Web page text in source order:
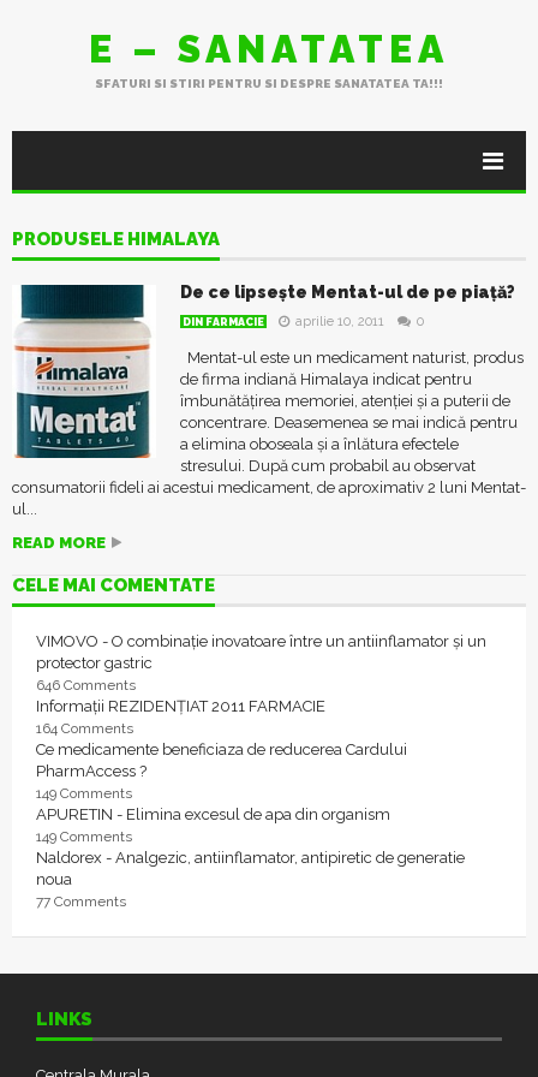
E – SANATATEA
SFATURI SI STIRI PENTRU SI DESPRE SANATATEA TA!!!
PRODUSELE HIMALAYA
De ce lipsește Mentat-ul de pe piață?
DIN FARMACIE aprilie 10, 2011 0
Mentat-ul este un medicament naturist, produs
de firma indiană Himalaya indicat pentru
îmbunătățirea memoriei, atenției și a puterii de
concentrare. Deasemenea se mai indică pentru
a elimina oboseala și a înlătura efectele
stresului. După cum probabil au observat
consumatorii fideli ai acestui medicament, de aproximativ 2 luni Mentat-
ul...
READ MORE
CELE MAI COMENTATE
VIMOVO - O combinație inovatoare între un antiinflamator și un
protector gastric
646 Comments
Informații REZIDENȚIAT 2011 FARMACIE
164 Comments
Ce medicamente beneficiaza de reducerea Cardului
PharmAccess ?
149 Comments
APURETIN - Elimina excesul de apa din organism
149 Comments
Naldorex - Analgezic, antiinflamator, antipiretic de generatie
noua
77 Comments
LINKS